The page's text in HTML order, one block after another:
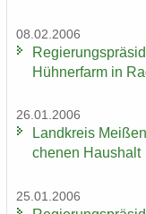
08.02.2006
Hüh­ner­farm in
26.01.2006
Land­kreis
che­nen Haus­halt
25.01.2006